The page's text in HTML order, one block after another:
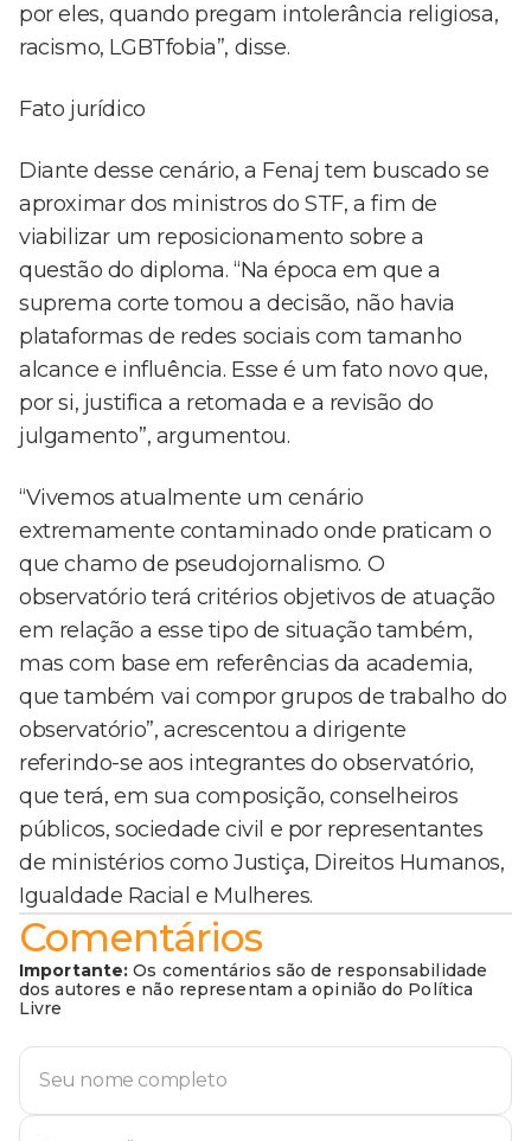
por eles, quando pregam intolerância religiosa,
racismo, LGBTfobia”, disse.
Fato jurídico
Diante desse cenário, a Fenaj tem buscado se
aproximar dos ministros do STF, a fim de
viabilizar um reposicionamento sobre a
questão do diploma. “Na época em que a
suprema corte tomou a decisão, não havia
plataformas de redes sociais com tamanho
alcance e influência. Esse é um fato novo que,
por si, justifica a retomada e a revisão do
julgamento”, argumentou.
“Vivemos atualmente um cenário
extremamente contaminado onde praticam o
que chamo de pseudojornalismo. O
observatório terá critérios objetivos de atuação
em relação a esse tipo de situação também,
mas com base em referências da academia,
que também vai compor grupos de trabalho do
observatório”, acrescentou a dirigente
referindo-se aos integrantes do observatório,
que terá, em sua composição, conselheiros
públicos, sociedade civil e por representantes
de ministérios como Justiça, Direitos Humanos,
Igualdade Racial e Mulheres.
Comentários
Importante: Os comentários são de responsabilidade
dos autores e não representam a opinião do Política
Livre